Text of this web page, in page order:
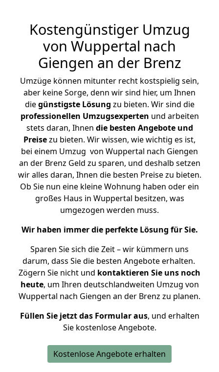
Kostengünstiger Umzug
von Wuppertal nach
Giengen an der Brenz
Umzüge können mitunter recht kostspielig sein,
aber keine Sorge, denn wir sind hier, um Ihnen
diegünstigste Lösung zu bieten. Wir sind die
professionellen Umzugsexperten und arbeiten
stets daran, Ihnen die besten Angebote und
Preisezu bieten. Wir wissen, wie wichtig es ist,
bei einem Umzug von Wuppertal nach Giengen
an der Brenz Geld zu sparen, und deshalb setzen
wir alles daran, Ihnen die besten Preise zu bieten.
Ob Sie nun eine kleine Wohnung haben oder ein
großes Haus in Wuppertal besitzen, was
umgezogen werden muss.
Wir haben immer die perfekte Lösung für Sie.
Sparen Sie sich die Zeit – wir kümmern uns
darum, dass Sie die besten Angebote erhalten.
Zögern Sie nicht und kontaktieren Sie uns noch
heute, um Ihren deutschlandweiten Umzug von
Wuppertal nach Giengen an der Brenz zu planen.
Füllen Sie jetzt das Formular aus, und erhalten
Sie kostenlose Angebote.
Kostenlose Angebote erhalten